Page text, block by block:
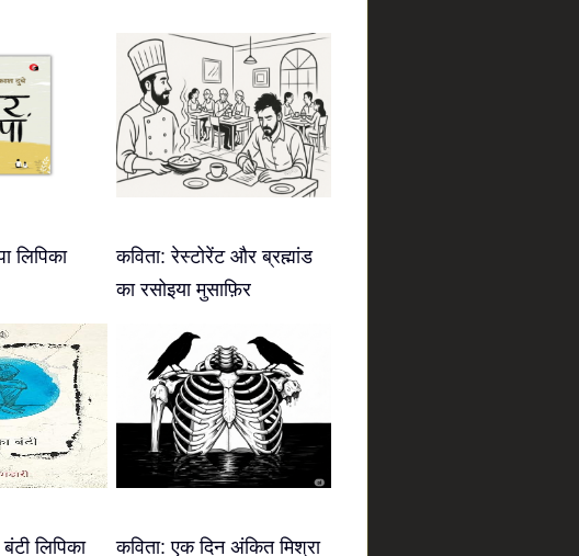
लिपिका
कविता: रेस्टोरेंट और ब्रह्मांड
का रसोइया मुसाफ़िर
लिपिका कविता: एक दिन अंकित मिश्रा